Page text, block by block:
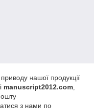
нашої продукції
manuscript2012.com
з нами по